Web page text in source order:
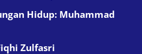
Hidup: Muhammad
Zulfasri